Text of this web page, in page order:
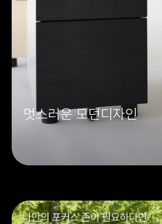
멋스러운 모던디자인